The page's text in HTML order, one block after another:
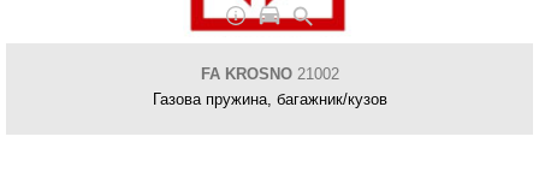
FA KROSNO21002
Газова пружина, багажник/кузов